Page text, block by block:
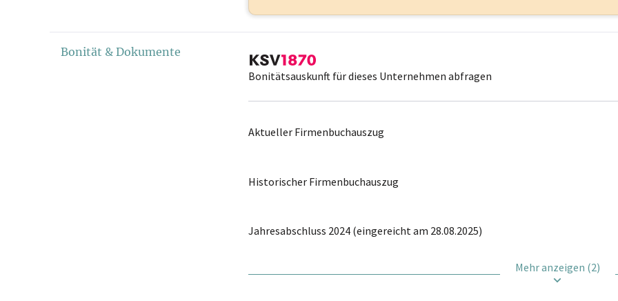
Bonität & Dokumente
Bonitätsauskunft für dieses Unternehmen abfragen
Aktueller Firmenbuchauszug
Historischer Firmenbuchauszug
Jahresabschluss 2024 (eingereicht am 28.08.2025)
Mehr anzeigen (2)